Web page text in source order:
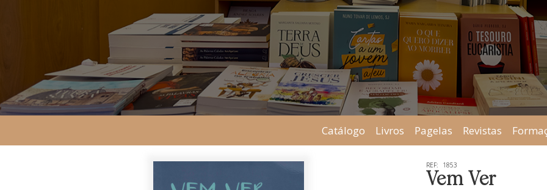
Catálogo Livros Pagelas Revistas
REF: 1853
Vem Ver